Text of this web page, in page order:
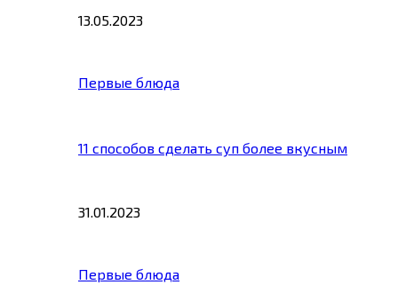
13.05.2023
Первые блюда
11 способов сделать суп более вкусным
31.01.2023
Первые блюда